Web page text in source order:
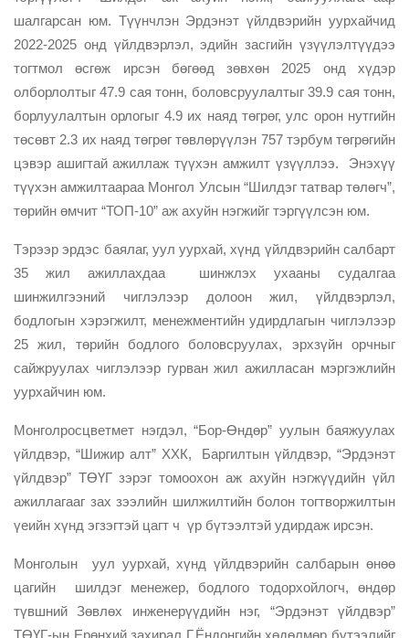
шалгарсан юм. Түүнчлэн Эрдэнэт үйлдвэрийн уурхайчид
2022-2025 онд үйлдвэрлэл, эдийн засгийн үзүүлэлтүүдээ
тогтмол өсгөж ирсэн бөгөөд зөвхөн 2025 онд хүдэр
олборлолтыг 47.9 сая тонн, боловсруулалтыг 39.9 сая тонн,
борлуулалтын орлогыг 4.9 их наяд төгрөг, улс орон нутгийн
төсөвт 2.3 их наяд төгрөг төвлөрүүлэн 757 тэрбум төгрөгийн
цэвэр ашигтай ажиллаж түүхэн амжилт үзүүллээ. Энэхүү
түүхэн амжилтаараа Монгол Улсын “Шилдэг татвар төлөгч”,
төрийн өмчит “ТОП-10” аж ахуйн нэгжийг тэргүүлсэн юм.
Тэрээр эрдэс баялаг, уул уурхай, хүнд үйлдвэрийн салбарт
35 жил ажиллахдаа шинжлэх ухааны судалгаа
шинжилгээний чиглэлээр долоон жил, үйлдвэрлэл,
бодлогын хэрэгжилт, менежментийн удирдлагын чиглэлээр
25 жил, төрийн бодлого боловсруулах, эрхзүйн орчныг
сайжруулах чиглэлээр гурван жил ажилласан мэргэжлийн
уурхайчин юм.
Монголросцветмет нэгдэл, “Бор-Өндөр” уулын баяжуулах
үйлдвэр, “Шижир алт” ХХК, Баргилтын үйлдвэр, “Эрдэнэт
үйлдвэр” ТӨҮГ зэрэг томоохон аж ахуйн нэгжүүдийн үйл
ажиллагааг зах зээлийн шилжилтийн болон тогтворжилтын
үеийн хүнд эгзэгтэй цагт ч үр бүтээлтэй удирдаж ирсэн.
Монголын уул уурхай, хүнд үйлдвэрийн салбарын өнөө
цагийн шилдэг менежер, бодлого тодорхойлогч, өндөр
түвшний Зөвлөх инженерүүдийн нэг, “Эрдэнэт үйлдвэр”
ТӨҮГ-ын Ерөнхий захирал Г.Ёндонгийн хөдөлмөр бүтээлийг